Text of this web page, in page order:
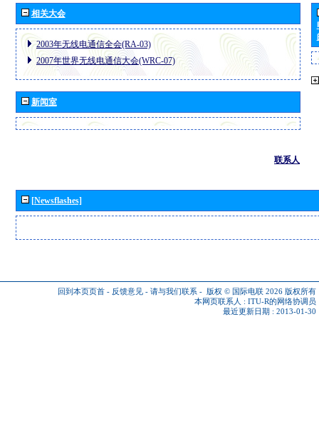
相关大会
2003年无线电通信全会(RA-03)
2007年世界无线电通信大会(WRC-07)
新闻室
联系人
[Newsflashes]
回到本页页首 - 反馈意见 - 请与我们联系 - 版权 © 国际电联 2026 版权所有
本网页联系人 : ITU-R的网络协调员
最近更新日期 : 2013-01-30